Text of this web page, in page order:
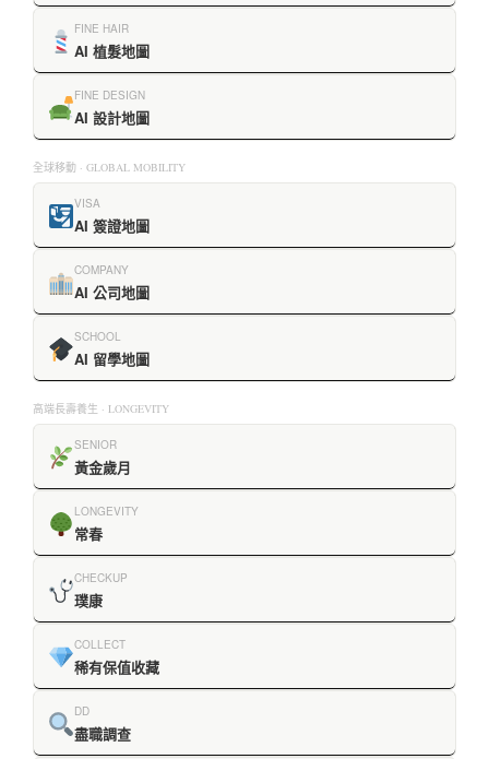
FINE HAIR
AI 植髮地圖
FINE DESIGN
AI 設計地圖
全球移動 · GLOBAL MOBILITY
VISA
AI 簽證地圖
COMPANY
AI 公司地圖
SCHOOL
AI 留學地圖
高端長壽養生 · LONGEVITY
SENIOR
黃金歲月
LONGEVITY
常春
CHECKUP
璞康
COLLECT
稀有保值收藏
DD
盡職調查